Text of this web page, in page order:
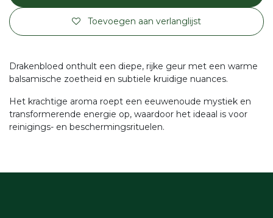
Toevoegen aan verlanglijst
Drakenbloed onthult een diepe, rijke geur met een warme
balsamische zoetheid en subtiele kruidige nuances.
Het krachtige aroma roept een eeuwenoude mystiek en
transformerende energie op, waardoor het ideaal is voor
reinigings- en beschermingsrituelen.